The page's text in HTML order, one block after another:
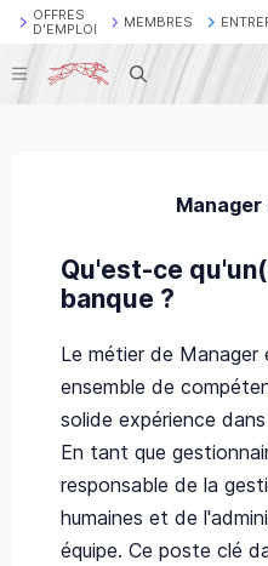
OFFRES
D'EMPLOI
MEMBRES
Recherche
Manager
Qu'est-ce
banque ?
Le métier de Manager
ensemble de
solide expérience
En tant que
responsable de la
humaines et de
équipe. Ce poste clé